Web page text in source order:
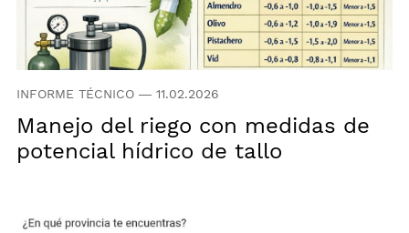
INFORME TÉCNICO — 11.02.2026
Manejo del riego con medidas de
potencial hídrico de tallo